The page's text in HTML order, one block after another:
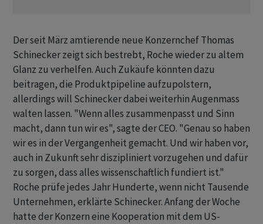
Der seit März amtierende neue Konzernchef Thomas
Schinecker zeigt sich bestrebt, Roche wieder zu altem
Glanz zu verhelfen. Auch Zukäufe könnten dazu
beitragen, die Produktpipeline aufzupolstern,
allerdings will Schinecker dabei weiterhin Augenmass
walten lassen. "Wenn alles zusammenpasst und Sinn
macht, dann tun wir es", sagte der CEO. "Genau so haben
wir es in der Vergangenheit gemacht. Und wir haben vor,
auch in Zukunft sehr diszipliniert vorzugehen und dafür
zu sorgen, dass alles wissenschaftlich fundiert ist."
Roche prüfe jedes Jahr Hunderte, wenn nicht Tausende
Unternehmen, erklärte Schinecker. Anfang der Woche
hatte der Konzern eine Kooperation mit dem US-